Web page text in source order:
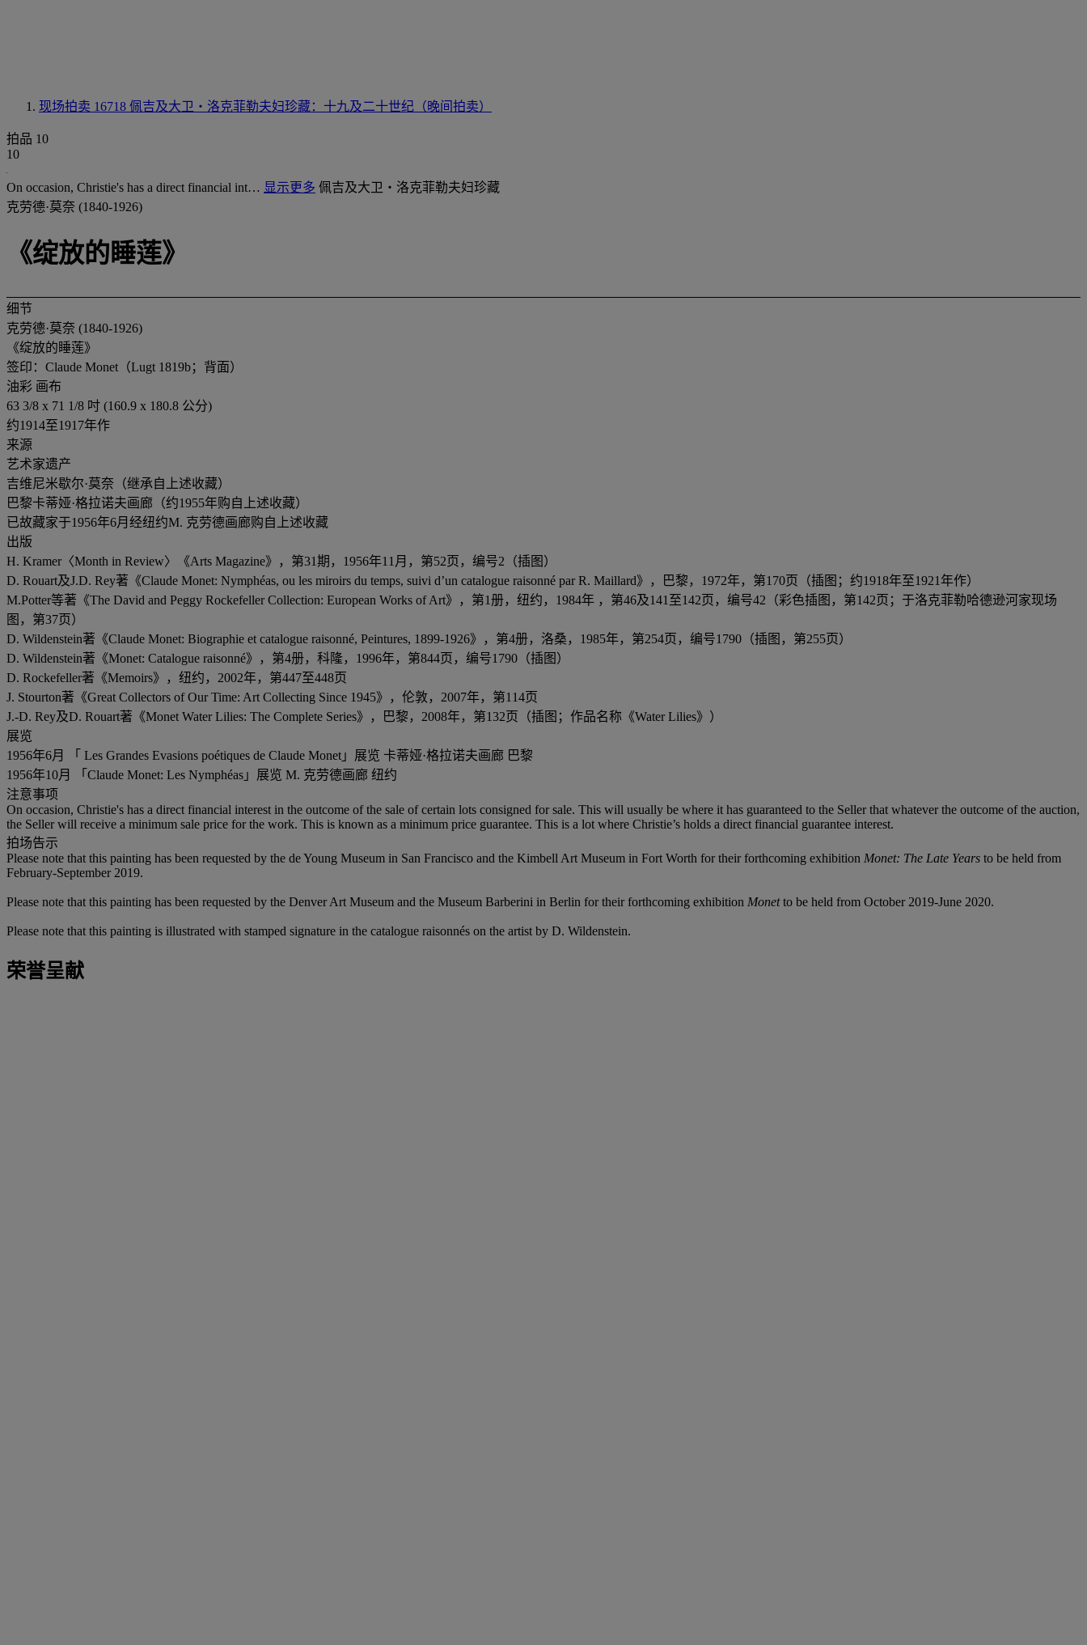
现场拍卖 16718 佩吉及大卫‧洛克菲勒夫妇珍藏：十九及二十世纪（晚间拍卖）
拍品 10
10
On occasion, Christie's has a direct financial int… 显示更多 佩吉及大卫‧洛克菲勒夫妇珍藏
克劳德·莫奈 (1840-1926)
《绽放的睡莲》
细节
克劳德·莫奈 (1840-1926)
《绽放的睡莲》
签印：Claude Monet（Lugt 1819b；背面）
油彩 画布
63 3/8 x 71 1/8 吋 (160.9 x 180.8 公分)
约1914至1917年作
来源
艺术家遗产
吉维尼米歇尔·莫奈（继承自上述收藏）
巴黎卡蒂娅·格拉诺夫画廊（约1955年购自上述收藏）
已故藏家于1956年6月经纽约M. 克劳德画廊购自上述收藏
出版
H. Kramer〈Month in Review〉《Arts Magazine》，第31期，1956年11月，第52页，编号2（插图）
D. Rouart及J.D. Rey著《Claude Monet: Nymphéas, ou les miroirs du temps, suivi d’un catalogue raisonné par R. Maillard》，巴黎，1972年，第170页（插图；约1918年至1921年作）
M.Potter等著《The David and Peggy Rockefeller Collection: European Works of Art》，第1册，纽约，1984年 ，第46及141至142页，编号42（彩色插图，第142页；于洛克菲勒哈德逊河家现场
图，第37页）
D. Wildenstein著《Claude Monet: Biographie et catalogue raisonné, Peintures, 1899-1926》，第4册，洛桑，1985年，第254页，编号1790（插图，第255页）
D. Wildenstein著《Monet: Catalogue raisonné》，第4册，科隆，1996年，第844页，编号1790（插图）
D. Rockefeller著《Memoirs》，纽约，2002年，第447至448页
J. Stourton著《Great Collectors of Our Time: Art Collecting Since 1945》，伦敦，2007年，第114页
J.-D. Rey及D. Rouart著《Monet Water Lilies: The Complete Series》，巴黎，2008年，第132页（插图；作品名称《Water Lilies》）
展览
1956年6月 「 Les Grandes Evasions poétiques de Claude Monet」展览 卡蒂娅·格拉诺夫画廊 巴黎
1956年10月 「Claude Monet: Les Nymphéas」展览 M. 克劳德画廊 纽约
注意事项
On occasion, Christie's has a direct financial interest in the outcome of the sale of certain lots consigned for sale. This will usually be where it has guaranteed to the Seller that whatever the outcome of the auction,
the Seller will receive a minimum sale price for the work. This is known as a minimum price guarantee. This is a lot where Christie’s holds a direct financial guarantee interest.
拍场告示
Please note that this painting has been requested by the de Young Museum in San Francisco and the Kimbell Art Museum in Fort Worth for their forthcoming exhibition Monet: The Late Years to be held from
February-September 2019.
Please note that this painting has been requested by the Denver Art Museum and the Museum Barberini in Berlin for their forthcoming exhibition Monetto be held from October 2019-June 2020.
Please note that this painting is illustrated with stamped signature in the catalogue raisonnés on the artist by D. Wildenstein.
荣誉呈献